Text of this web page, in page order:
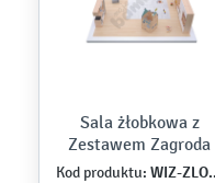
Sala żłobkowa z
Zestawem Zagroda
Kod produktu: